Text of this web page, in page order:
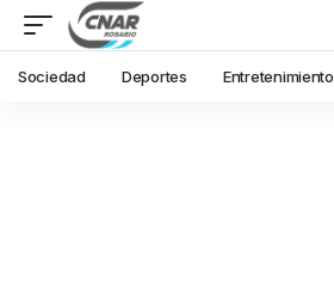
Sociedad Deportes Entretenimiento